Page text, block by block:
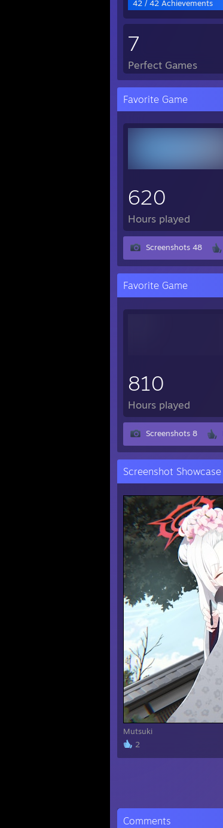
42 / 42 Achievements
7
Perfect Games
Favorite Game
620
Hours played
Screenshots 48
Favorite Game
810
Hours played
Screenshots 8
Screenshot Showcase
Mutsuki
2
Comments